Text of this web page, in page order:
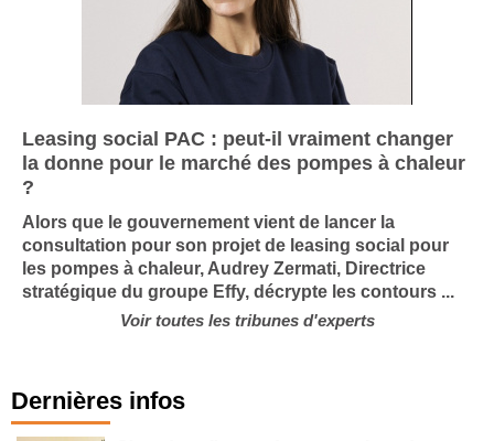
Leasing social PAC : peut-il vraiment changer
la donne pour le marché des pompes à chaleur
Alors que le gouvernement vient de lancer la
consultation pour son projet de leasing social pour
les pompes à chaleur, Audrey Zermati, Directrice
Dernières infos